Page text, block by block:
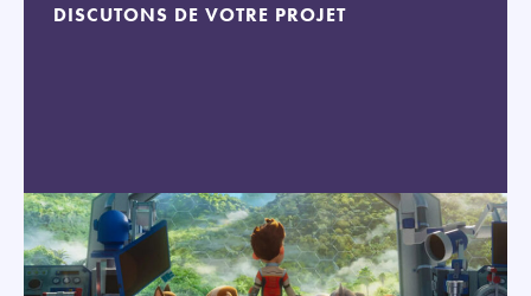
DISCUTONS DE VOTRE PROJET